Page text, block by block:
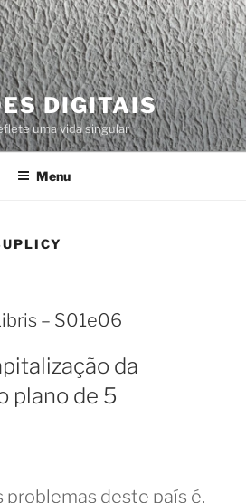
DIGITAIS
uma vida singular
Menu
– S01e06
da
plano de 5
problemas deste país é,